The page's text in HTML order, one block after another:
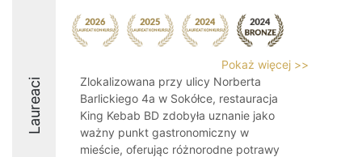
Laureaci
Pokaż więcej >>
Zlokalizowana przy ulicy Norberta
Barlickiego 4a w Sokółce, restauracja
King Kebab BD zdobyła uznanie jako
ważny punkt gastronomiczny w
mieście, oferując różnorodne potrawy